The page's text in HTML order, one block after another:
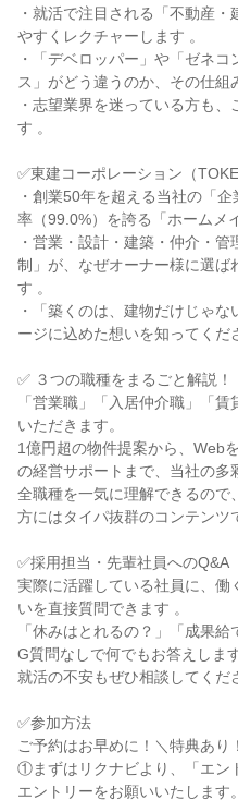
・就活で注目される「不動産
やすくレクチャーします 。
・「デベロッパー」や「ゼネ
ス」がどう違うのか、その仕組
・志望業界を迷っている方も
す 。
✅東建コーポレーション（
・創業50年を超える当社の「
率（99.0%）を誇る「ホームメ
・営業・設計・建築・仲介・
制」が、なぜオーナー様に選ば
す 。
・「築くのは、建物だけじゃ
ージに込めた想いを知ってくだ
✅ ３つの職種をまるごと解説！
「営業職」「入居仲介職」「
いただきます。
1億円超の物件提案から、Web
の経営サポートまで、当社の多
全職種を一気に理解できるので
方にはタイパ抜群のコンテンツ
✅採用担当・先輩社員へのQ&A
実際に活躍している社員に、
いを直接質問できます 。
「休みはとれるの？」「成果
G質問なしで何でもお答えします
就活の不安もぜひ相談してくだ
✅参加方法
ご予約はお早めに！＼特典あり
①まずはリクナビより、「エン
エントリーをお願いいたします。